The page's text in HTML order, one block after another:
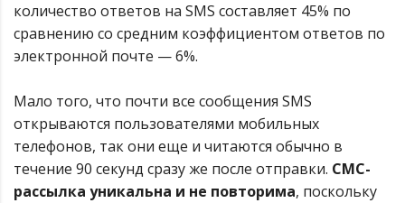
количество ответов на SMS составляет 45% по
сравнению со средним коэффициентом ответов по
электронной почте — 6%.
Мало того, что почти все сообщения SMS
открываются пользователями мобильных
телефонов, так они еще и читаются обычно в
течение 90 секунд сразу же после отправки. СМС-
рассылка уникальна и не повторима, поскольку